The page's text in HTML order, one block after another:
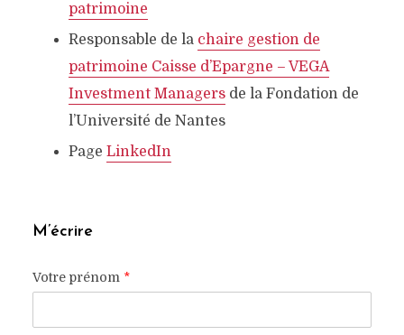
patrimoine
Responsable de la chaire gestion de
patrimoine Caisse d’Epargne – VEGA
Investment Managersde la Fondation de
l’Université de Nantes
Page LinkedIn
M’écrire
Votre prénom *